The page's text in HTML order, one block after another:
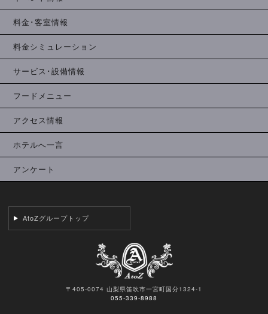
料金･客室情報
料金シミュレーション
サービス･設備情報
フードメニュー
アクセス情報
ホテルへ一言
アンケート
AtoZグループトップ
〒405-0074 山梨県笛吹市一宮町国分1324-1
055-339-8988